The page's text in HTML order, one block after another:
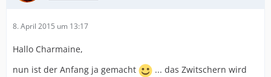
8. April 2015 um 13:17
Hallo Charmaine,
nun ist der Anfang ja gemacht
... das Zwitschern wird